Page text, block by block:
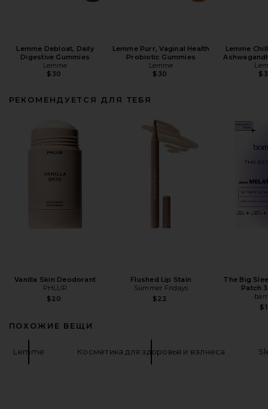
Lemme Debloat, Daily
Digestive Gummies
Lemme
$30
Lemme Purr, Vaginal Health
Probiotic Gummies
Lemme
$30
Lemme
РЕКОМЕНДУЕТСЯ ДЛЯ ТЕБЯ
Vanilla Skin Deodorant
PHLUR
$20
Flushed Lip Stain
Summer Fridays
$22
The Big
Patch
ПОХОЖИЕ ВЕЩИ
Lemme Косметика для здоровья и вэлнеса